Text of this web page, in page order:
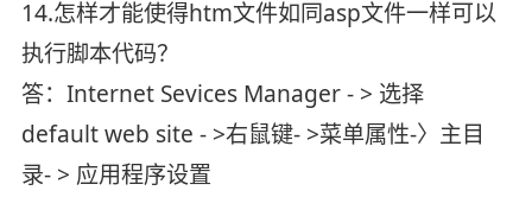
14.怎样才能使得htm文件如同asp文件一样可以
执行脚本代码？
答：Internet Sevices Manager - > 选择
default web site - >右鼠键- >菜单属性-〉主目
录- > 应用程序设置